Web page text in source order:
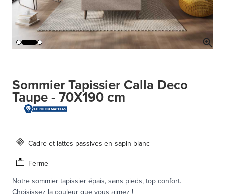
Sommier Tapissier Calla Deco
Taupe - 70X190 cm
Cadre et lattes passives en sapin blanc
Ferme
Notre sommier tapissier épais, sans pieds, top confort.